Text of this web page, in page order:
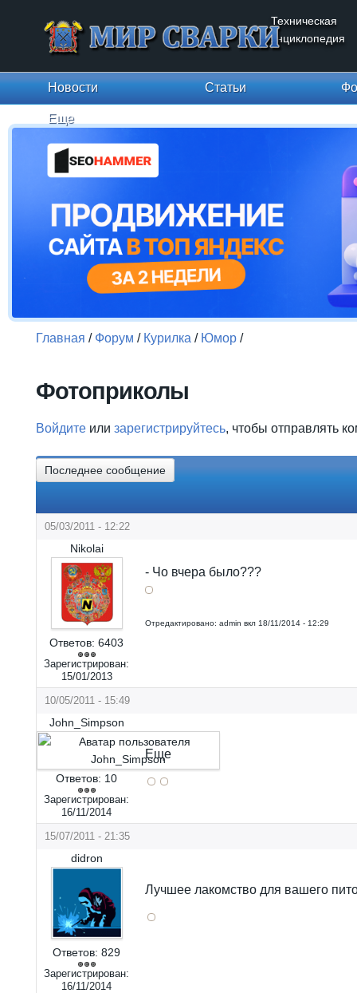
Техническая
энциклопедия
Новости Статьи
Еще
Главная / Форум / Курилка / Юмор /
Фотоприколы
Войдите или зарегистрируйтесь, чтобы отправлять
Последнее сообщение
05/03/2011 - 12:22
Nikolai
Ответов: 6403
Зарегистрирован:
15/01/2013
- Чо вчера было???
Отредактировано: admin вкл 18/11/2014 - 12:29
10/05/2011 - 15:49
John_Simpson
Ответов: 10
Зарегистрирован:
16/11/2014
Еще
15/07/2011 - 21:35
didron
Ответов: 829
Зарегистрирован:
16/11/2014
Лучшее лакомство для вашего